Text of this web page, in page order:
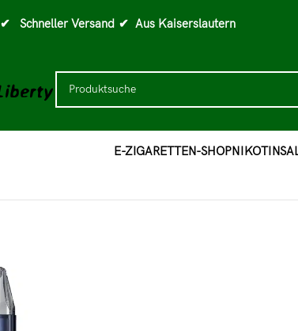
✔ Schneller Versand ✔ Aus Kaiserslautern
E-ZIGARETTEN-SHOP